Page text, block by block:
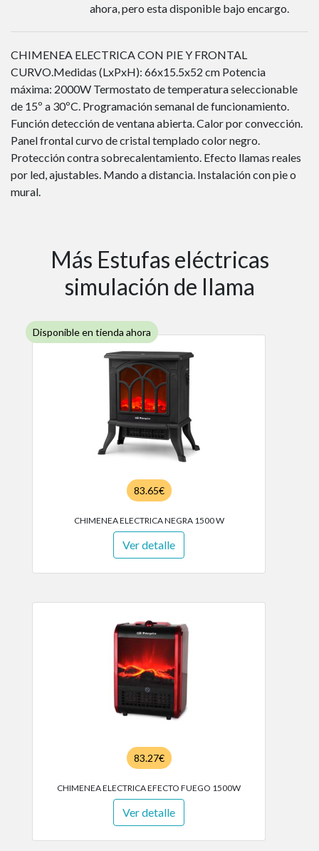
ahora, pero esta disponible bajo encargo.
CHIMENEA ELECTRICA CON PIE Y FRONTAL
CURVO.Medidas (LxPxH): 66x15.5x52 cm Potencia
máxima: 2000W Termostato de temperatura seleccionable
de 15º a 30ºC. Programación semanal de funcionamiento.
Función detección de ventana abierta. Calor por convección.
Panel frontal curvo de cristal templado color negro.
Protección contra sobrecalentamiento. Efecto llamas reales
por led, ajustables. Mando a distancia. Instalación con pie o
mural.
Más Estufas eléctricas
simulación de llama
Disponible en tienda ahora
83.65€
CHIMENEA ELECTRICA NEGRA 1500 W
Ver detalle
83.27€
CHIMENEA ELECTRICA EFECTO FUEGO 1500W
Ver detalle